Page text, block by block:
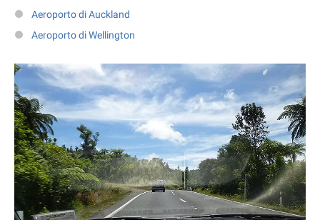
Aeroporto di Auckland
Aeroporto di Wellington